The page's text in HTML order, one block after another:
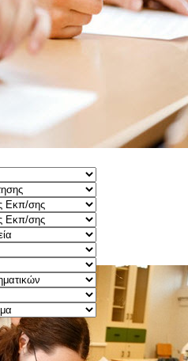
2026 για τα
Γ΄ τάξης
2026 για τα